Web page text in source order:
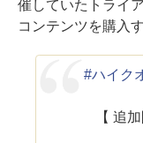
催していたトライ
コンテンツを購入
#ハイク
【 追